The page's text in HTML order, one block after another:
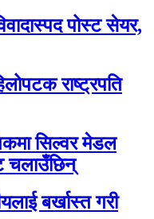
पोस्ट सेयर,
राष्ट्रपति
सिल्वर मेडल
चलाउँछिन्
बर्खास्त गरी